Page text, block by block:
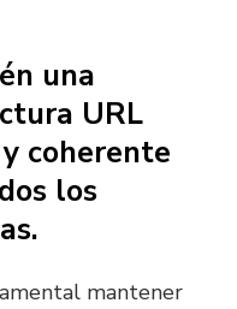
una
URL
coherente
los
mantener